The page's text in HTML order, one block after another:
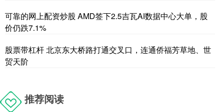
可靠的网上配资炒股 AMD签下2.5吉瓦AI数据中心大单，股
价仍跌7.1%
股票带杠杆 北京东大桥路打通交叉口，连通侨福芳草地、世
贸天阶
推荐阅读